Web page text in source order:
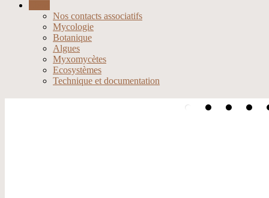
Nos contacts associatifs
Mycologie
Botanique
Algues
Myxomycètes
Ecosystèmes
Technique et documentation